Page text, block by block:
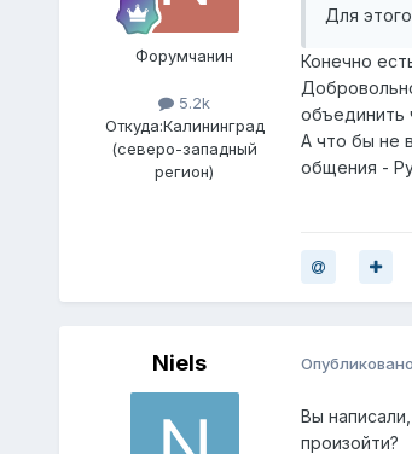
Форумчанин
5.2k
Откуда:Калининград
(северо-западный
регион)
Для
Конечно
объединить
А что бы не
общения -
Niels Опубликовано
Вы
произойти?